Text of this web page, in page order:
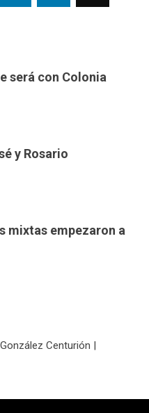
será con Colonia
y Rosario
mixtas empezaron a
Centurión |